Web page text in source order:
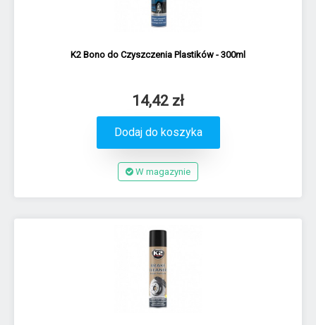
K2 Bono do Czyszczenia Plastików - 300ml
14,42 zł
Dodaj do koszyka
W magazynie